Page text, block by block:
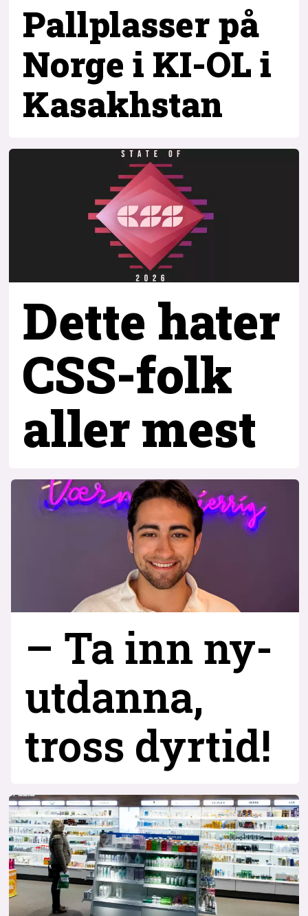
Pallplasser på
Norge i KI-OL i
Kasakhstan
Dette hater
CSS-folk
aller mest
– Ta inn ny­
utdanna,
tross dyrtid!